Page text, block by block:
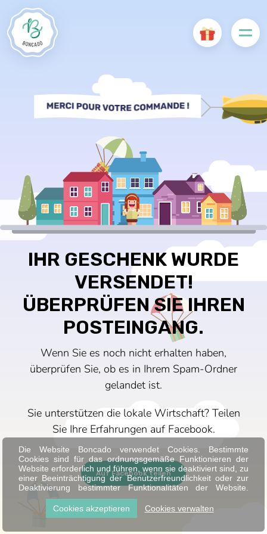
IHR GESCHENK WURDE
VERSENDET!
ÜBERPRÜFEN SIE IHREN
POSTEINGANG.
Wenn Sie es noch nicht erhalten haben,
überprüfen Sie, ob es in Ihrem Spam-Ordner
gelandet ist.
Sie unterstützen die lokale Wirtschaft? Teilen
Sie Ihre Erfahrungen auf Facebook.
Auf Facebook teilen
Die Website Boncado verwendet Cookies. Bestimmte
Cookies sind für das ordnungsgemäße Funktionieren der
Website erforderlich und führen, wenn sie deaktiviert sind, zu
einer Beeinträchtigung der Benutzerfreundlichkeit oder zur
Deaktivierung bestimmter Funktionalitäten der Website.
Andere Cookies werden zu Analyse- oder Marketingzwecken
verwendet.Cookies akzeptieren Cookies verwalten